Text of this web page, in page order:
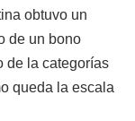
obtuvo un
de un bono
de la categorías
queda la escala